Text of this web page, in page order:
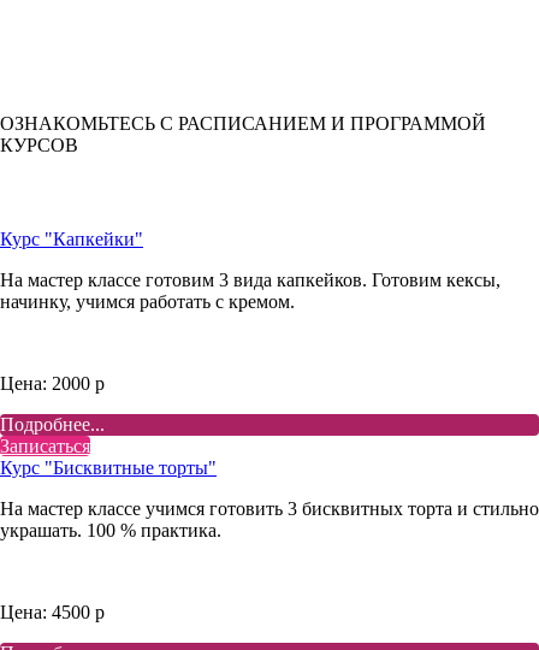
ОЗНАКОМЬТЕСЬ С РАСПИСАНИЕМ И ПРОГРАММОЙ
КУРСОВ
Курс "Капкейки"
На мастер классе готовим 3 вида капкейков. Готовим кексы,
начинку, учимся работать с кремом.
Цена: 2000 р
Подробнее...
Записаться
Курс "Бисквитные торты"
На мастер классе учимся готовить 3 бисквитных торта и стильно
украшать. 100 % практика.
Цена: 4500 р